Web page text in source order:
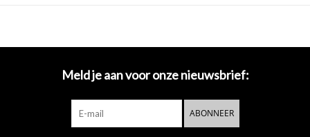
Meld je aan voor onze nieuwsbrief:
ABONNEER